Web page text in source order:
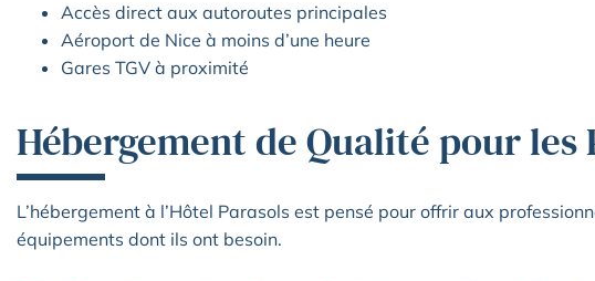
Accès direct aux autoroutes principales
Aéroport de Nice à moins d’une heure
Gares TGV à proximité
Hébergement de Qualité pour les
L’hébergement à l’Hôtel Parasols est pensé pour offrir aux
équipements dont ils ont besoin.